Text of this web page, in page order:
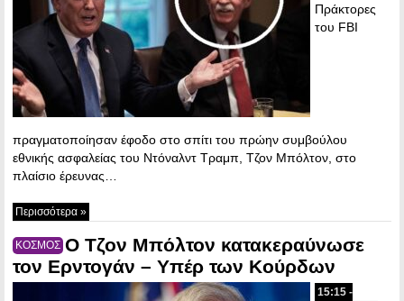
Πράκτορες
του FBI
πραγματοποίησαν έφοδο στο σπίτι του πρώην συμβούλου
εθνικής ασφαλείας του Ντόναλντ Τραμπ, Τζον Μπόλτον, στο
πλαίσιο έρευνας…
Περισσότερα »
ΚΟΣΜΟΣ Ο Τζον Μπόλτον κατακεραύνωσε
τον Ερντογάν – Υπέρ των Κούρδων
15:15 -